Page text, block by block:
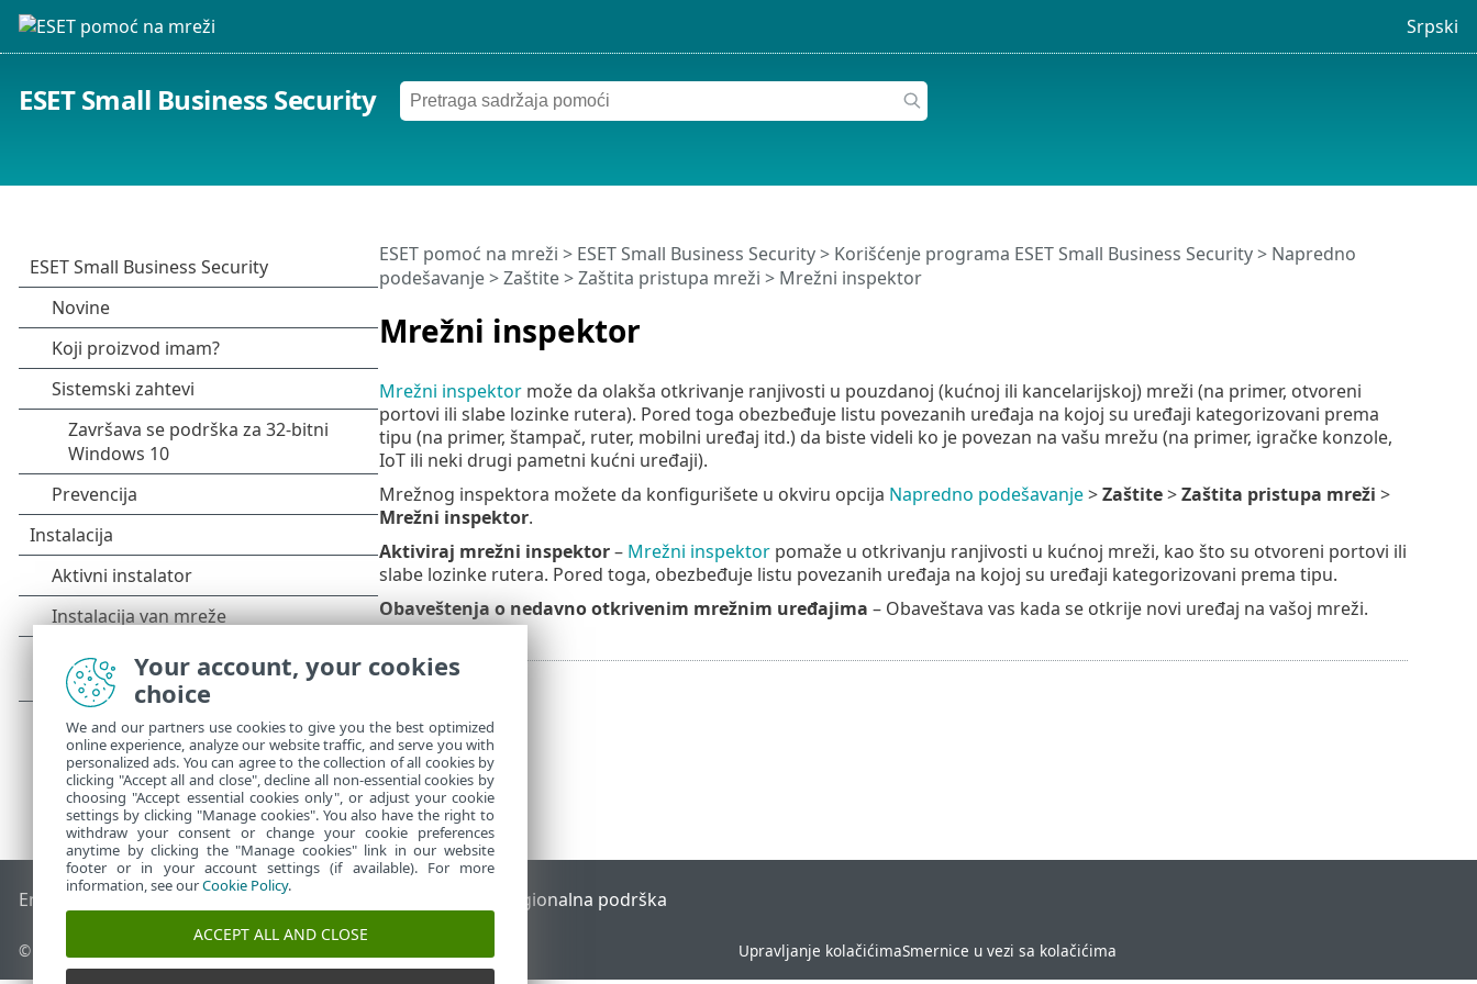
Srpski
ESET Small Business Security
Mrežni inspektor
ESET pomoć na mreži > ESET Small Business Security> Korišćenje programa ESET Small Business Security> Napredno
podešavanje>Zaštite>Zaštita pristupa mreži > Mrežni inspektor
Mrežni inspektormože da olakša otkrivanje ranjivosti u pouzdanoj (kućnoj ili kancelarijskoj) mreži (na primer, otvoreni
portovi ili slabe lozinke rutera). Pored toga obezbeđuje listu povezanih uređaja na kojoj su uređaji kategorizovani prema
tipu (na primer, štampač, ruter, mobilni uređaj itd.) da biste videli ko je povezan na vašu mrežu (na primer, igračke konzole,
IoT ili neki drugi pametni kućni uređaji).
Mrežnog inspektora možete da konfigurišete u okviru opcija Napredno podešavanje>Zaštite>Zaštita pristupa mreži >
Mrežni inspektor.
Aktiviraj mrežni inspektor– Mrežni inspektorpomaže u otkrivanju ranjivosti u kućnoj mreži, kao što su otvoreni portovi ili
slabe lozinke rutera. Pored toga, obezbeđuje listu povezanih uređaja na kojoj su uređaji kategorizovani prema tipu.
Obaveštenja o nedavno otkrivenim mrežnim uređajima – Obaveštava vas kada se otkrije novi uređaj na vašoj mreži.
End of Life ESET Forum ESET baza znanja Regionalna podrška
© 1992 - 2026 ESET, spol. s r.o. - Sva prava zadržana. Upravljanje kolačićimaSmernice u vezi sa kolačićima
Your account, your cookies
choice
We and our partners use cookies to give you the best optimized
online experience, analyze our website traffic, and serve you with
personalized ads. You can agree to the collection of all cookies by
clicking "Accept all and close", decline all non-essential cookies by
choosing "Accept essential cookies only", or adjust your cookie
settings by clicking "Manage cookies". You also have the right to
withdraw your consent or change your cookie preferences
anytime by clicking the "Manage cookies" link in our website
footer or in your account settings (if available). For more
information, see ourCookie Policy.
ACCEPT ALL AND CLOSE